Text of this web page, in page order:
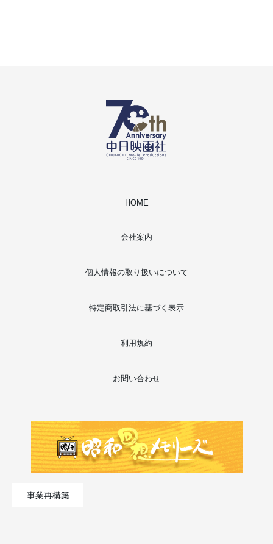
HOME
会社案内
個人情報の取り扱いについて
特定商取引法に基づく表示
利用規約
お問い合わせ
事業再構築